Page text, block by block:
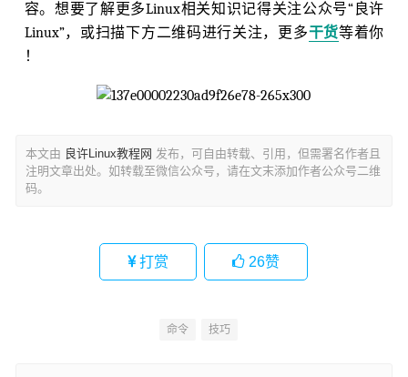
容。想要了解更多Linux相关知识记得关注公众号“良许
Linux”，或扫描下方二维码进行关注，更多干货等着你
！
本文由 良许Linux教程网 发布，可自由转载、引用，但需署名作者且
注明文章出处。如转载至微信公众号，请在文末添加作者公众号二维
码。
打赏 26赞
命令 技巧